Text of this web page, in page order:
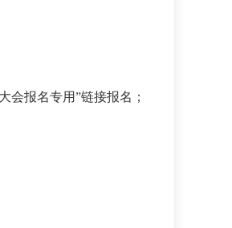
会报名专用”链接报名；